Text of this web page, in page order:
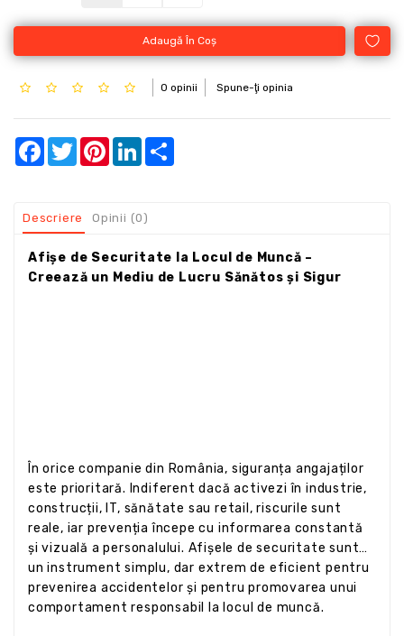
Adaugă În Coş
0 opinii Spune-ţi opinia
Facebook
TwitterPinterestLinkedIn
Descriere Opinii (0)
Afișe de Securitate la Locul de Muncă –
Creează un Mediu de Lucru Sănătos și Sigur
În orice companie din România, siguranța angajaților
este prioritară. Indiferent dacă activezi în industrie,
construcții, IT, sănătate sau retail, riscurile sunt
reale, iar prevenția începe cu informarea constantă
și vizuală a personalului. Afișele de securitate sunt
un instrument simplu, dar extrem de eficient pentru
prevenirea accidentelor și pentru promovarea unui
comportament responsabil la locul de muncă.